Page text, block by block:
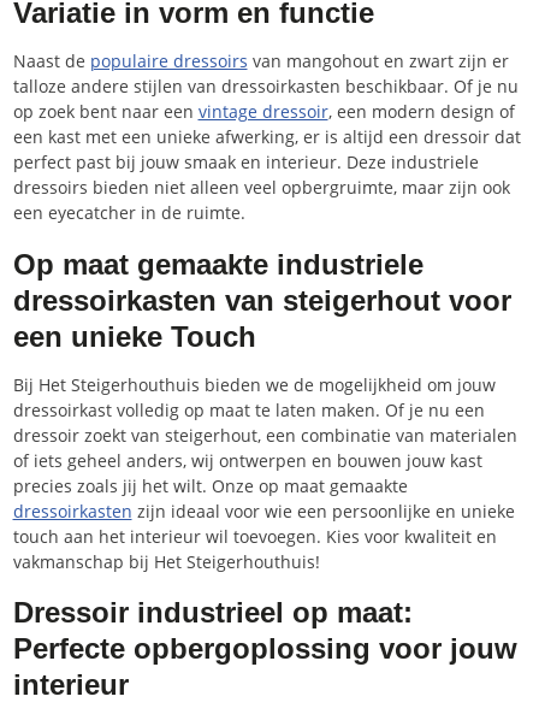
Variatie in vorm en functie
Naast de populaire dressoirs van mangohout en zwart zijn er
talloze andere stijlen van dressoirkasten beschikbaar. Of je nu
op zoek bent naar een vintage dressoir, een modern design of
een kast met een unieke afwerking, er is altijd een dressoir dat
perfect past bij jouw smaak en interieur. Deze industriele
dressoirs bieden niet alleen veel opbergruimte, maar zijn ook
een eyecatcher in de ruimte.
Op maat gemaakte industriele
dressoirkasten van steigerhout voor
een unieke Touch
Bij Het Steigerhouthuis bieden we de mogelijkheid om jouw
dressoirkast volledig op maat te laten maken. Of je nu een
dressoir zoekt van steigerhout, een combinatie van materialen
of iets geheel anders, wij ontwerpen en bouwen jouw kast
precies zoals jij het wilt. Onze op maat gemaakte
dressoirkasten zijn ideaal voor wie een persoonlijke en unieke
touch aan het interieur wil toevoegen. Kies voor kwaliteit en
vakmanschap bij Het Steigerhouthuis!
Dressoir industrieel op maat:
Perfecte opbergoplossing voor jouw
interieur